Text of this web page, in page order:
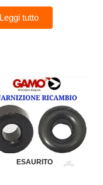
Leggi tutto
ESAURITO